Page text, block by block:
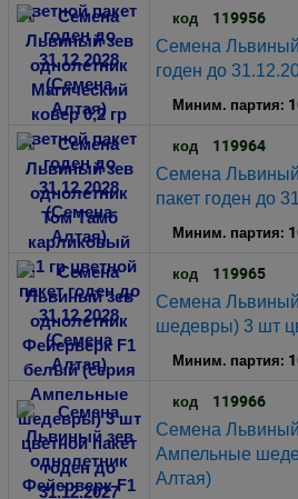
код 119956
Семена Львиный
годен до
Миним. партия:
код 119964
Семена Львиный
пакет годен до
Миним. партия:
код 119965
Семена
шедевры) 3 шт
Миним. партия:
код 119966
Семена Львиный
Ампельные
Алтая)